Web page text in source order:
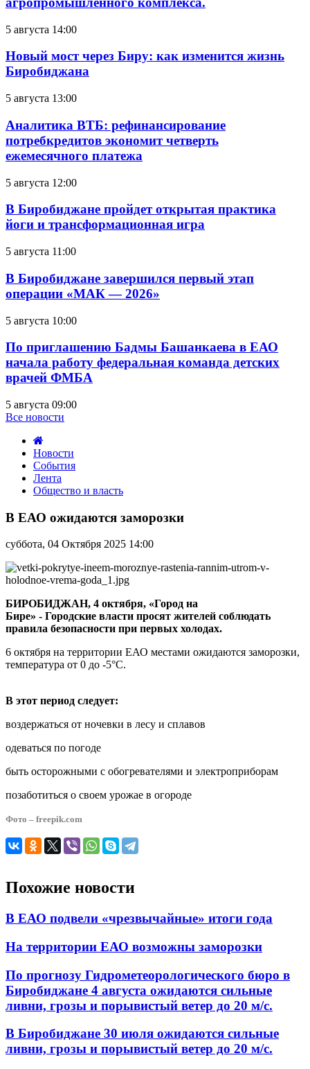
5 августа 14:00
Новый мост через Биру: как изменится жизнь
Биробиджана
5 августа 13:00
Аналитика ВТБ: рефинансирование
потребкредитов экономит четверть
ежемесячного платежа
5 августа 12:00
В Биробиджане пройдет открытая практика
йоги и трансформационная игра
5 августа 11:00
В Биробиджане завершился первый этап
операции «МАК — 2026»
5 августа 10:00
По приглашению Бадмы Башанкаева в ЕАО
начала работу федеральная команда детских
врачей ФМБА
5 августа 09:00
Все новости
Новости
События
Лента
Общество и власть
ЕАО
ожидаются
заморозки
В ЕАО ожидаются заморозки
суббота, 04 Октября 2025 14:00
БИРОБИДЖАН, 4 октября, «Город на
Бире» - Городские власти просят жителей соблюдать
правила безопасности при первых холодах.
6 октября на территории ЕАО местами ожидаются заморозки,
температура от 0 до -5°С.
В этот период следует:
воздержаться от ночевки в лесу и сплавов
одеваться по погоде
быть осторожными с обогревателями и электроприборам
позаботиться о своем урожае в огороде
Фото – freepik.com
Похожие новости
В ЕАО подвели «чрезвычайные» итоги года
На территории ЕАО возможны заморозки
По прогнозу Гидрометеорологического бюро в
Биробиджане 4 августа ожидаются сильные
ливни, грозы и порывистый ветер до 20 м/с.
В Биробиджане 30 июля ожидаются сильные
ливни, грозы и порывистый ветер до 20 м/с.